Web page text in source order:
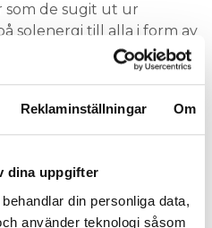
Reklaminställningar Om
dina uppgifter
behandlar din personliga data,
använder teknologi såsom
som de sugit ut ur
solenergi till alla i form av
på för mycket. Vattenfall
vinst på 48 miljarder
bland alla elbolag i